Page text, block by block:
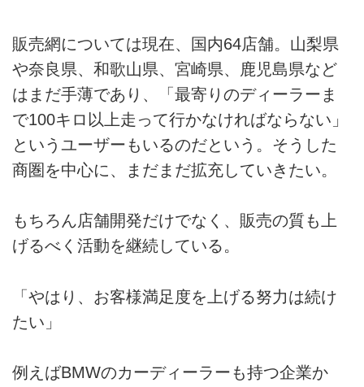
販売網については現在、国内64店舗。山梨県
や奈良県、和歌山県、宮崎県、鹿児島県など
はまだ手薄であり、「最寄りのディーラーま
で100キロ以上走って行かなければならない」
というユーザーもいるのだという。そうした
商圏を中心に、まだまだ拡充していきたい。
もちろん店舗開発だけでなく、販売の質も上
げるべく活動を継続している。
「やはり、お客様満足度を上げる努力は続け
たい」
例えばBMWのカーディーラーも持つ企業か